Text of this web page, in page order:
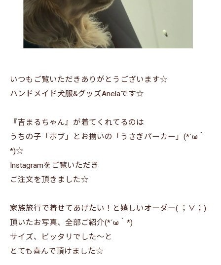
いつもご覧いただきありがとうございます☆
ハンドメイド犬服&グッズAnelaです☆
『吉まるちゃん』が着てくれてるのは
うちの子「ボブ」とお揃いの「うさぎパーカー」(*´ω｀
*)☆
Instagramをご覧いただき
ご注文を頂きました☆
家族旅行で着せてあげたい！と嬉しいオーダー( ；∀；)
頂いたお写真、全部ご紹介(*´ω｀*)
サイズ、ピッタリでした～と
とても喜んで頂けました☆